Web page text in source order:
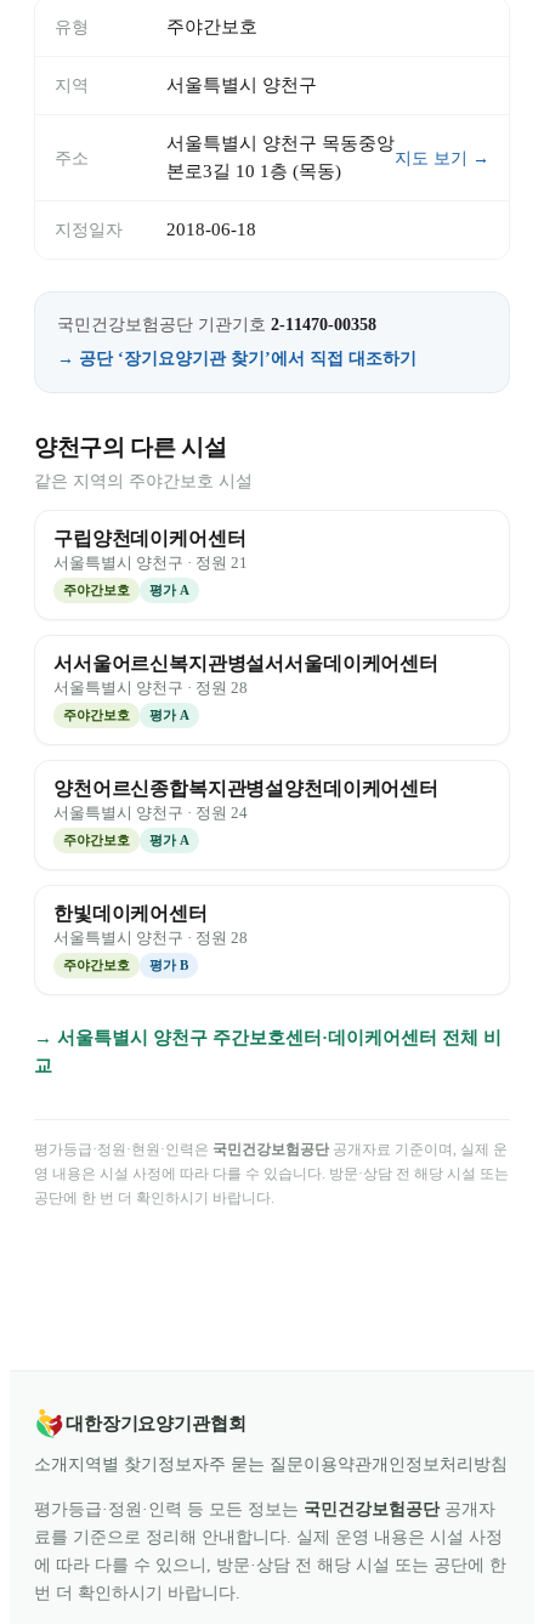
유형 주야간보호
지역 서울특별시 양천구
주소
서울특별시 양천구 목동중앙
본로3길 10 1층 (목동)
지도 보기 →
지정일자 2018-06-18
국민건강보험공단 기관기호 2-11470-00358
→ 공단 ‘장기요양기관 찾기’에서 직접 대조하기
양천구의 다른 시설
같은 지역의 주야간보호 시설
구립양천데이케어센터
서울특별시 양천구 · 정원 21
주야간보호 평가 A
서서울어르신복지관병설서서울데이케어센터
서울특별시 양천구 · 정원 28
주야간보호 평가 A
양천어르신종합복지관병설양천데이케어센터
서울특별시 양천구 · 정원 24
주야간보호 평가 A
한빛데이케어센터
서울특별시 양천구 · 정원 28
주야간보호 평가B
→ 서울특별시 양천구 주간보호센터·데이케어센터 전체 비
교
평가등급·정원·현원·인력은 국민건강보험공단 공개자료 기준이며, 실제 운
영 내용은 시설 사정에 따라 다를 수 있습니다. 방문·상담 전 해당 시설 또는
공단에 한 번 더 확인하시기 바랍니다.
대한장기요양기관협회
소개 지역별 찾기 정보자주 묻는 질문이용약관개인정보처리방침
평가등급·정원·인력 등 모든 정보는 국민건강보험공단공개자
료를 기준으로 정리해 안내합니다. 실제 운영 내용은 시설 사정
에 따라 다를 수 있으니, 방문·상담 전 해당 시설 또는 공단에 한
번 더 확인하시기 바랍니다.